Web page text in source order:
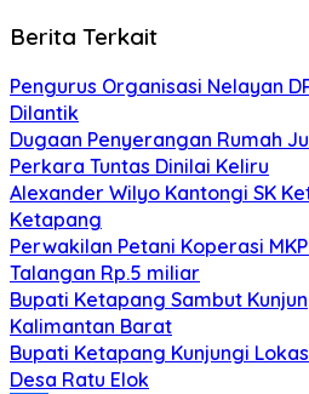
Berita Terkait
Pengurus Organisasi Nelayan
Dilantik
Dugaan Penyerangan Rumah
Perkara Tuntas Dinilai Keliru
Alexander Wilyo Kantongi SK
Ketapang
Perwakilan Petani Koperasi
Talangan Rp.5 miliar
Bupati Ketapang Sambut
Kalimantan Barat
Bupati Ketapang Kunjungi
Desa Ratu Elok